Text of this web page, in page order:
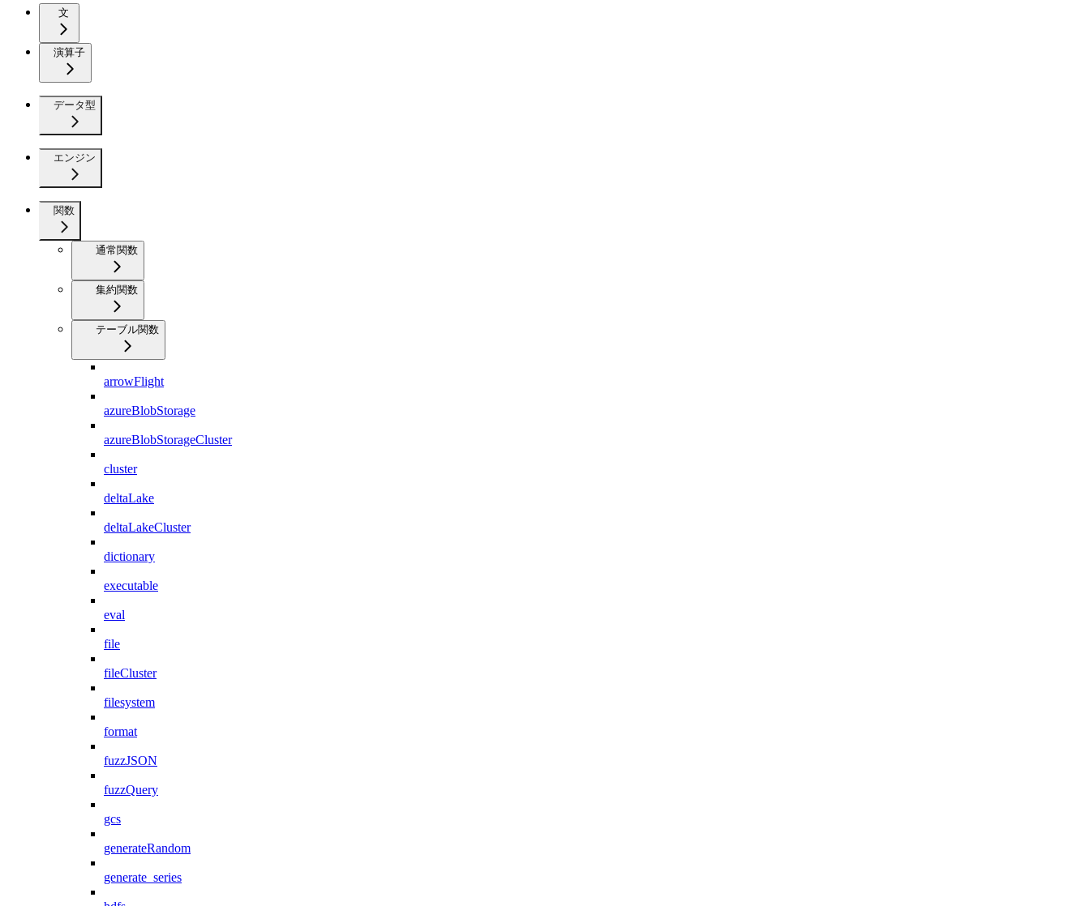
文
演算子
データ型
エンジン
関数
通常関数
集約関数
テーブル関数
arrowFlight
azureBlobStorage
azureBlobStorageCluster
cluster
deltaLake
deltaLakeCluster
dictionary
executable
eval
file
fileCluster
filesystem
format
fuzzJSON
fuzzQuery
gcs
generateRandom
generate_series